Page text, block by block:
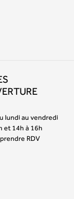
lundi au vendredi
et 14h à 16h
RDV